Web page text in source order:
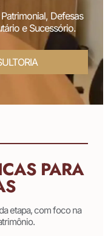
Defesas
e Sucessório.
PARA
etapa, com foco na